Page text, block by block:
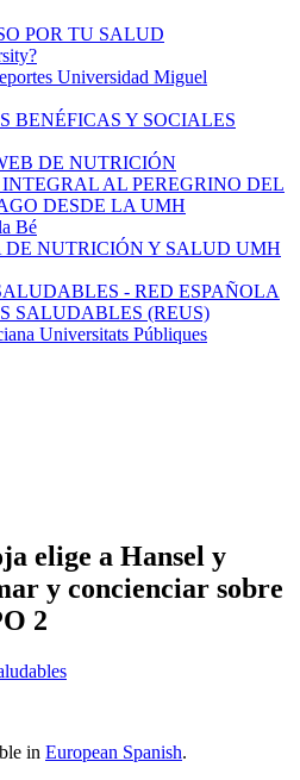
POR TU SALUD
Universidad Miguel
BENÉFICAS Y SOCIALES
DE NUTRICIÓN
INTEGRAL AL PEREGRINO DEL
DESDE LA UMH
Bé
DE NUTRICIÓN Y SALUD UMH
- RED ESPAÑOLA
SALUDABLES (REUS)
Universitats Públiques
elige a Hansel y
y concienciar sobre
2
in European Spanish.